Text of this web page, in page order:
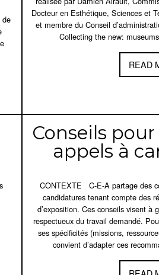
de
Docteur en Esthétique, Sciences et
et membre du Conseil
Collecting the new:
READ
Conseils
appels à
CONTEXTE C-E-A partage des
candidatures tenant compte des
d’exposition. Ces conseils visent à
respectueux du travail demandé.
ses spécificités (missions,
convient d’adapter ces